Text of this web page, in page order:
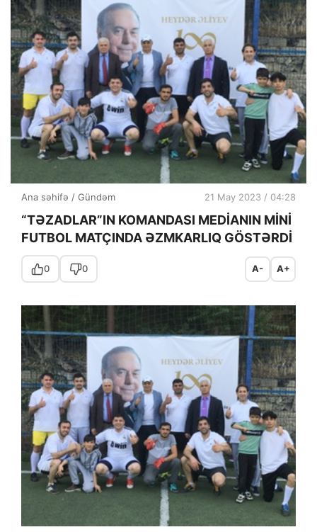
Ana səhifə / Gündəm 21 May 2023 / 04:28
“TƏZADLAR”IN KOMANDASI MEDİANIN MİNİ
FUTBOL MATÇINDA ƏZMKARLIQ GÖSTƏRDİ
0 0 A- A+